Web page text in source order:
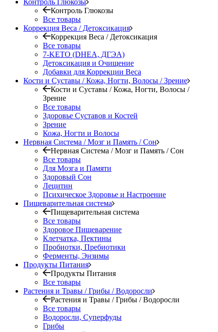
Контроль Глюкозы
Контроль Глюкозы
Все товары
Коррекция Веса / Детоксикация
Коррекция Веса / Детоксикация
Все товары
7-KETO (DHEA, ДГЭА)
Детоксикация и Очищение
Добавки для Коррекции Веса
Кости и Суставы / Кожа, Ногти, Волосы / Зрение
Кости и Суставы / Кожа, Ногти, Волосы /
Зрение
Все товары
Здоровье Суставов и Костей
Зрение
Кожа, Ногти и Волосы
Нервная Система / Мозг и Память / Сон
Нервная Система / Мозг и Память / Сон
Все товары
Для Мозга и Памяти
Здоровый Сон
Лецитин
Психическое Здоровье и Настроение
Пищеварительная система
Пищеварительная система
Все товары
Здоровое Пищеварение
Клетчатка, Пектины
Пробиотки, Пребиотики
Ферменты, Энзимы
Продукты Питания
Продукты Питания
Все товары
Растения и Травы / Грибы / Водоросли
Растения и Травы / Грибы / Водоросли
Все товары
Водоросли, Суперфуды
Грибы